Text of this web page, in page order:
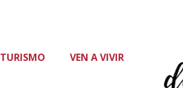
TURISMO VEN A VIVIR